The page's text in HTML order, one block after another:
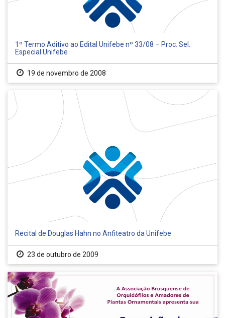
1º Termo Aditivo ao Edital Unifebe nº 33/08 – Proc. Sel.
Especial Unifebe
19 de novembro de 2008
Recital de Douglas Hahn no Anfiteatro da Unifebe
23 de outubro de 2009